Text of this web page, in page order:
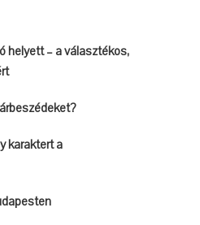
helyett – a választékos,
karaktert a